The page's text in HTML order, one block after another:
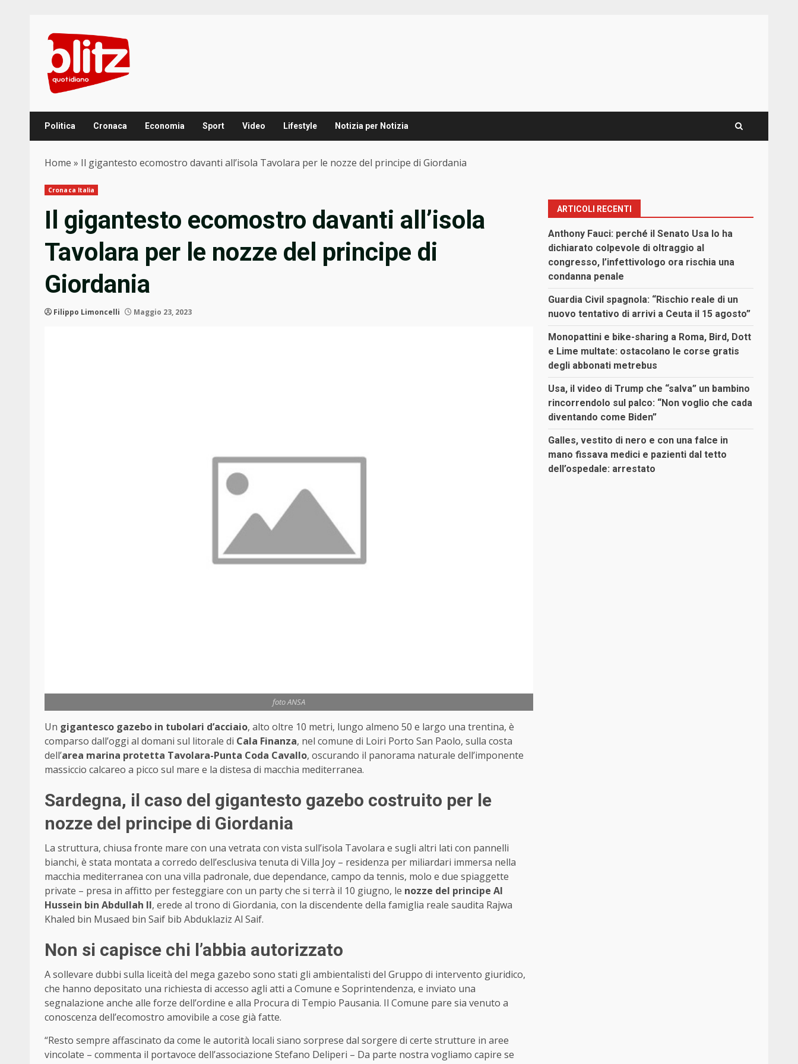
content
Politica Cronaca Economia Sport Video Lifestyle Notizia per Notizia
Home » Il gigantesto ecomostro davanti all’isola Tavolara per le nozze del principe di Giordania
Cronaca Italia
Il gigantesto ecomostro davanti all’isola
Tavolara per le nozze del principe di
Giordania
Filippo Limoncelli Maggio 23, 2023
foto ANSA
Un gigantesco gazebo in tubolari d’acciaio, alto oltre 10 metri, lungo almeno 50 e largo una trentina, è
comparso dall’oggi al domani sul litorale di Cala Finanza, nel comune di Loiri Porto San Paolo, sulla costa
dell’area marina protetta Tavolara-Punta Coda Cavallo, oscurando il panorama naturale dell’imponente
massiccio calcareo a picco sul mare e la distesa di macchia mediterranea.
Sardegna, il caso del gigantesto gazebo costruito per le
nozze del principe di Giordania
La struttura, chiusa fronte mare con una vetrata con vista sull’isola Tavolara e sugli altri lati con pannelli
bianchi, è stata montata a corredo dell’esclusiva tenuta di Villa Joy – residenza per miliardari immersa nella
macchia mediterranea con una villa padronale, due dependance, campo da tennis, molo e due spiaggette
private – presa in affitto per festeggiare con un party che si terrà il 10 giugno, le nozze del principe Al
Hussein bin Abdullah II, erede al trono di Giordania, con la discendente della famiglia reale saudita Rajwa
Khaled bin Musaed bin Saif bib Abduklaziz Al Saif.
Non si capisce chi l’abbia autorizzato
A sollevare dubbi sulla liceità del mega gazebo sono stati gli ambientalisti del Gruppo di intervento giuridico,
che hanno depositato una richiesta di accesso agli atti a Comune e Soprintendenza, e inviato una
segnalazione anche alle forze dell’ordine e alla Procura di Tempio Pausania. Il Comune pare sia venuto a
conoscenza dell’ecomostro amovibile a cose già fatte.
“Resto sempre affascinato da come le autorità locali siano sorprese dal sorgere di certe strutture in aree
vincolate – commenta il portavoce dell’associazione Stefano Deliperi – Da parte nostra vogliamo capire se
ARTICOLI RECENTI
Anthony Fauci: perché il Senato Usa lo ha
dichiarato colpevole di oltraggio al
congresso, l’infettivologo ora rischia una
condanna penale
Guardia Civil spagnola: “Rischio reale di un
nuovo tentativo di arrivi a Ceuta il 15 agosto”
Monopattini e bike-sharing a Roma, Bird, Dott
e Lime multate: ostacolano le corse gratis
degli abbonati metrebus
Usa, il video di Trump che “salva” un bambino
rincorrendolo sul palco: “Non voglio che cada
diventando come Biden”
Galles, vestito di nero e con una falce in
mano fissava medici e pazienti dal tetto
dell’ospedale: arrestato